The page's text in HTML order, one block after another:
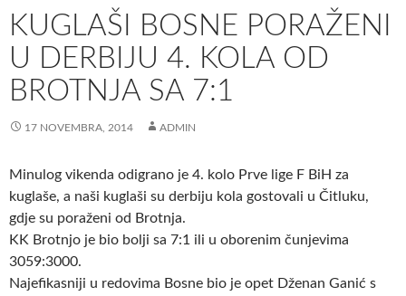
KUGLAŠI BOSNE PORAŽENI
U DERBIJU 4. KOLA OD
BROTNJA SA 7:1
17 NOVEMBRA, 2014 ADMIN
Minulog vikenda odigrano je 4. kolo Prve lige F BiH za
kuglaše, a naši kuglaši su derbiju kola gostovali u Čitluku,
gdje su poraženi od Brotnja.
KK Brotnjo je bio bolji sa 7:1 ili u oborenim čunjevima
3059:3000.
Najefikasniji u redovima Bosne bio je opet Dženan Ganić s